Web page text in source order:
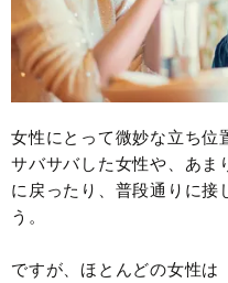
女性にとって微妙な立ち位
サバサバした女性や、あま
に戻ったり、普段通りに接
う。
ですが、ほとんどの女性は